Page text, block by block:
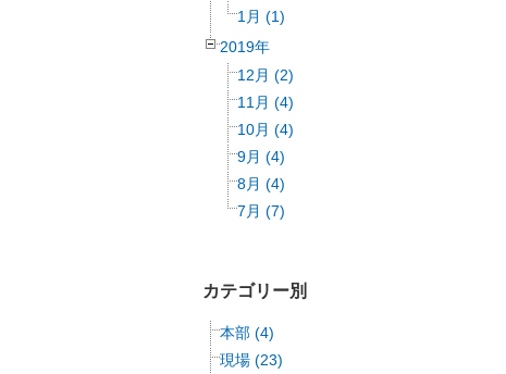
1月 (1)
2019年
12月 (2)
11月 (4)
10月 (4)
9月 (4)
8月 (4)
7月 (7)
カテゴリー別
本部 (4)
現場 (23)